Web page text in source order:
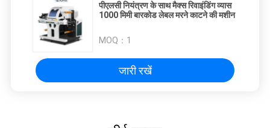
पीएलसी नियंत्रण के साथ मैक्स रिवाइंडिंग व्यास
1000 मिमी बारकोड लेबल मरने काटने की मशीन
MOQ： 1
जारी रखें